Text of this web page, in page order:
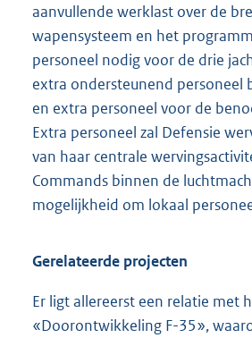
aanvullende werklast over de
wapensysteem en het
personeel nodig voor de drie
extra ondersteunend personeel
en extra personeel voor de
Extra personeel zal Defensie
van haar centrale
Commands binnen de
mogelijkheid om lokaal
Gerelateerde projecten
Er ligt allereerst een relatie met
«Doorontwikkeling F-35»,